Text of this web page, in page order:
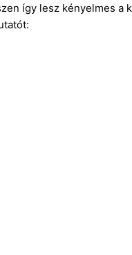
így lesz kényelmes a